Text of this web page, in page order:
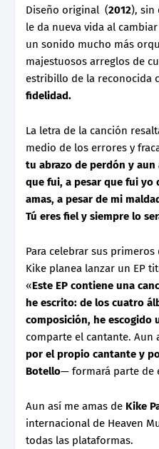
Diseño original (2012), sin
le da nueva vida al
un sonido mucho más
majestuosos arreglos de
estribillo de la reconocida
fidelidad.
La letra de la canción
medio de los errores y
tu abrazo de perdón y aun
que fui, a pesar que fui yo
amas, a pesar de mi
Tú eres fiel y siempre lo
Para celebrar sus
Kike planea lanzar un EP
«Este EP contiene una
he escrito: de los cuatro
composición, he escogido
comparte el cantante. Aun
por el propio cantante y
Botello— formará parte de
Aun así me amas de Kike
internacional de Heaven
todas las plataformas.